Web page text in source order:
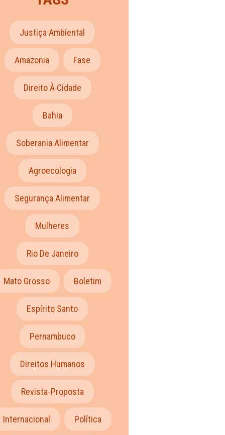
Justiça Ambiental
Amazonia Fase
Direito À Cidade
Bahia
Soberania Alimentar
Agroecologia
Segurança Alimentar
Mulheres
Rio De Janeiro
Mato Grosso Boletim
Espírito Santo
Pernambuco
Direitos Humanos
Revista-Proposta
Internacional Política